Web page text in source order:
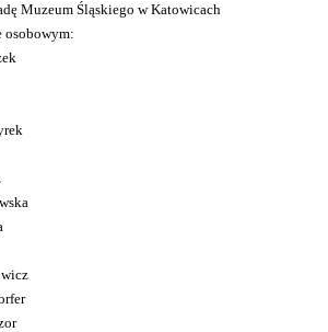
Muzeum Śląskiego w Katowicach
osobowym: